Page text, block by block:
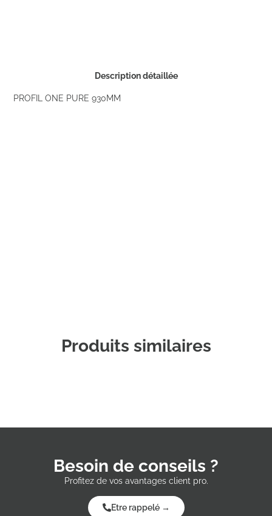
Description détaillée
PROFIL ONE PURE 930MM
Produits similaires
Besoin de conseils ?
Profitez de vos avantages client pro.
Etre rappelé →